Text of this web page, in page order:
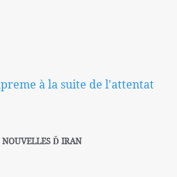
à la suite de l'attentat
NOUVELLES Ď IRAN